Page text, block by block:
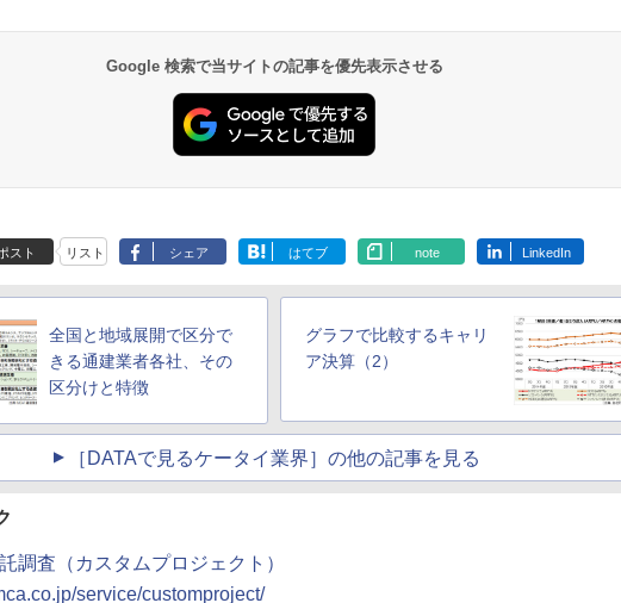
Google 検索で当サイトの記事を優先表示させる
スト リスト シェア はてブ note LinkedIn
全国と地域展開で区分で
きる通建業者各社、その
区分けと特徴
グラフで比較するキャリ
ア決算（2）
［DATAで見るケータイ業界］の他の記事を見る
調査（カスタムプロジェクト）
service/customproject/